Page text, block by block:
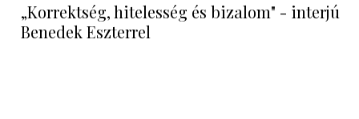
„Korrektség, hitelesség és bizalom" - interjú
Benedek Eszterrel